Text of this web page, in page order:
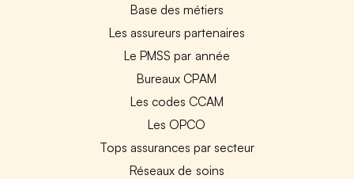
Base des métiers
Les assureurs partenaires
Le PMSS par année
Bureaux CPAM
Les codes CCAM
Les OPCO
Tops assurances par secteur
Réseaux de soins